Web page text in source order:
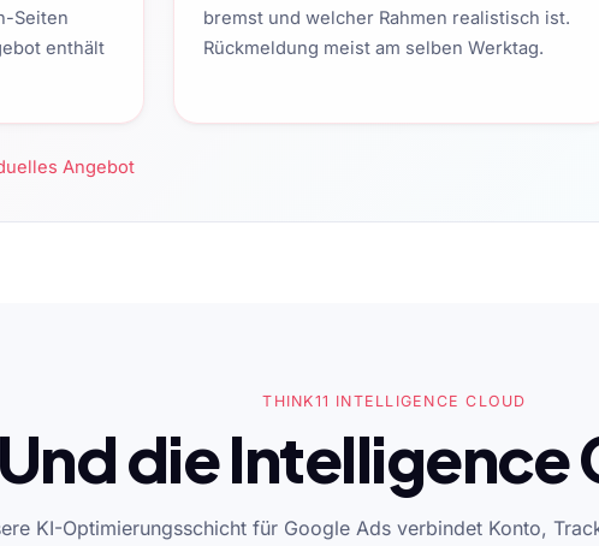
Seiten
enthält
bremst und welcher Rahmen realistisch ist.
Rückmeldung meist am selben Werktag.
Angebot
THINK11 INTELLIGENCE CLOUD
Und die Intelligence
KI-Optimierungsschicht für Google Ads verbindet Konto,